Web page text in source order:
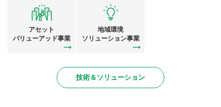
アセット
バリューアッド事業
地域環境
ソリューション事業
技術＆ソリューション